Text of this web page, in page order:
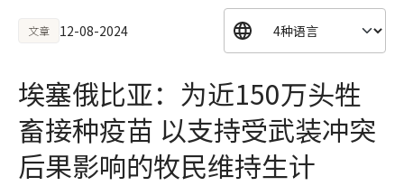
文章 12-08-2024
埃塞俄比亚：为近150万头牲
畜接种疫苗 以支持受武装冲突
后果影响的牧民维持生计